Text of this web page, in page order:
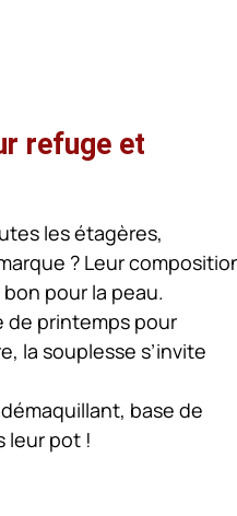
refuge et
les étagères,
? Leur
pour la peau.
de printemps pour
la souplesse s’invite
base de
leur pot !